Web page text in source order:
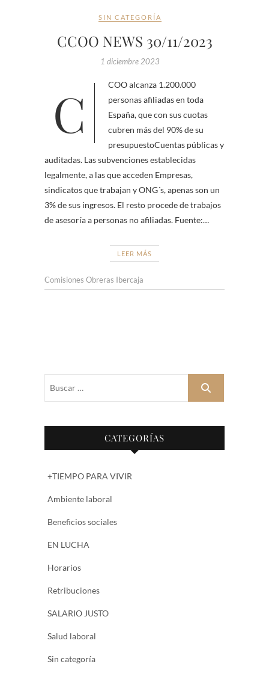
SIN CATEGORÍA
CCOO NEWS 30/11/2023
1 diciembre 2023
CCOO alcanza 1.200.000
personas afiliadas en toda
España, que con sus cuotas
cubren más del 90% de su
presupuestoCuentas públicas y
auditadas. Las subvenciones establecidas
legalmente, a las que acceden Empresas,
sindicatos que trabajan y ONG´s, apenas son un
3% de sus ingresos. El resto procede de trabajos
de asesoría a personas no afiliadas. Fuente:…
LEER MÁS
Comisiones Obreras Ibercaja
Buscar
CATEGORÍAS
+TIEMPO PARA VIVIR
Ambiente laboral
Beneficios sociales
EN LUCHA
Horarios
Retribuciones
SALARIO JUSTO
Salud laboral
Sin categoría